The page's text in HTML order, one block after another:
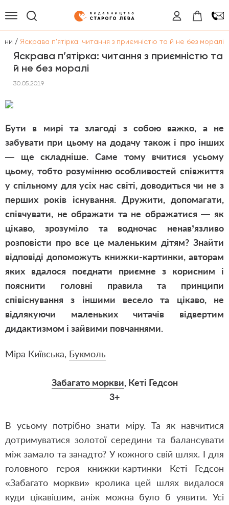
/ Яскрава п’ятірка: читання з приємністю та й не без моралі
Яскрава п’ятірка: читання з приємністю та
й не без моралі
30.05.2019
Бути в мирі та злагоді з собою важко, а не
забувати при цьому на додачу також і про інших
— ще складніше. Саме тому вчитися усьому
цьому, тобто розумінню особливостей співжиття
у спільному для усіх нас світі, доводиться чи не з
перших років існування. Дружити, допомагати,
співчувати, не ображати та не ображатися — як
цікаво, зрозуміло та водночас ненав’язливо
розповісти про все це маленьким дітям? Знайти
відповіді допоможуть книжки-картинки, авторам
яких вдалося поєднати приємне з корисним і
пояснити головні правила та принципи
співіснування з іншими весело та цікаво, не
відлякуючи маленьких читачів відвертим
дидактизмом і зайвими повчаннями.
Міра Київська, Букмоль
Забагато моркви, Кеті Гедсон
3+
В усьому потрібно знати міру. Та як навчитися
дотримуватися золотої середини та балансувати
між замало та занадто? У кожного свій шлях. І для
головного героя книжки-картинки Кеті Гедсон
«Забагато моркви» кролика цей шлях видалося
куди цікавішим, аніж можна було б уявити. Усі